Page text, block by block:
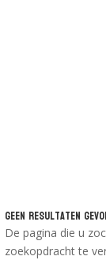
Geen Resultaten
De pagina die u
zoekopdracht te